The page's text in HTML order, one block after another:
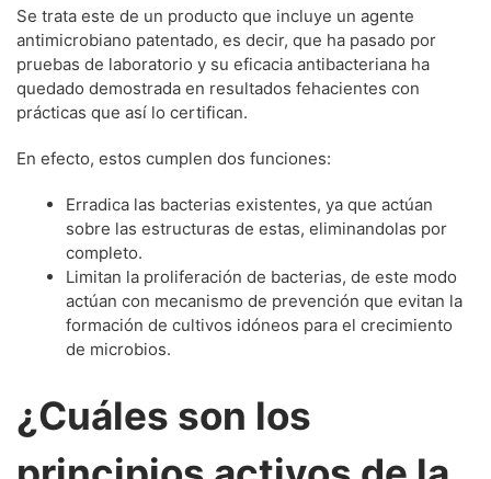
Se trata este de un producto que incluye un agente
antimicrobiano patentado, es decir, que ha pasado por
pruebas de laboratorio y su eficacia antibacteriana ha
quedado demostrada en resultados fehacientes con
prácticas que así lo certifican.
En efecto, estos cumplen dos funciones:
Erradica las bacterias existentes, ya que actúan
sobre las estructuras de estas, eliminandolas por
completo.
Limitan la proliferación de bacterias, de este modo
actúan con mecanismo de prevención que evitan la
formación de cultivos idóneos para el crecimiento
de microbios.
¿Cuáles son los